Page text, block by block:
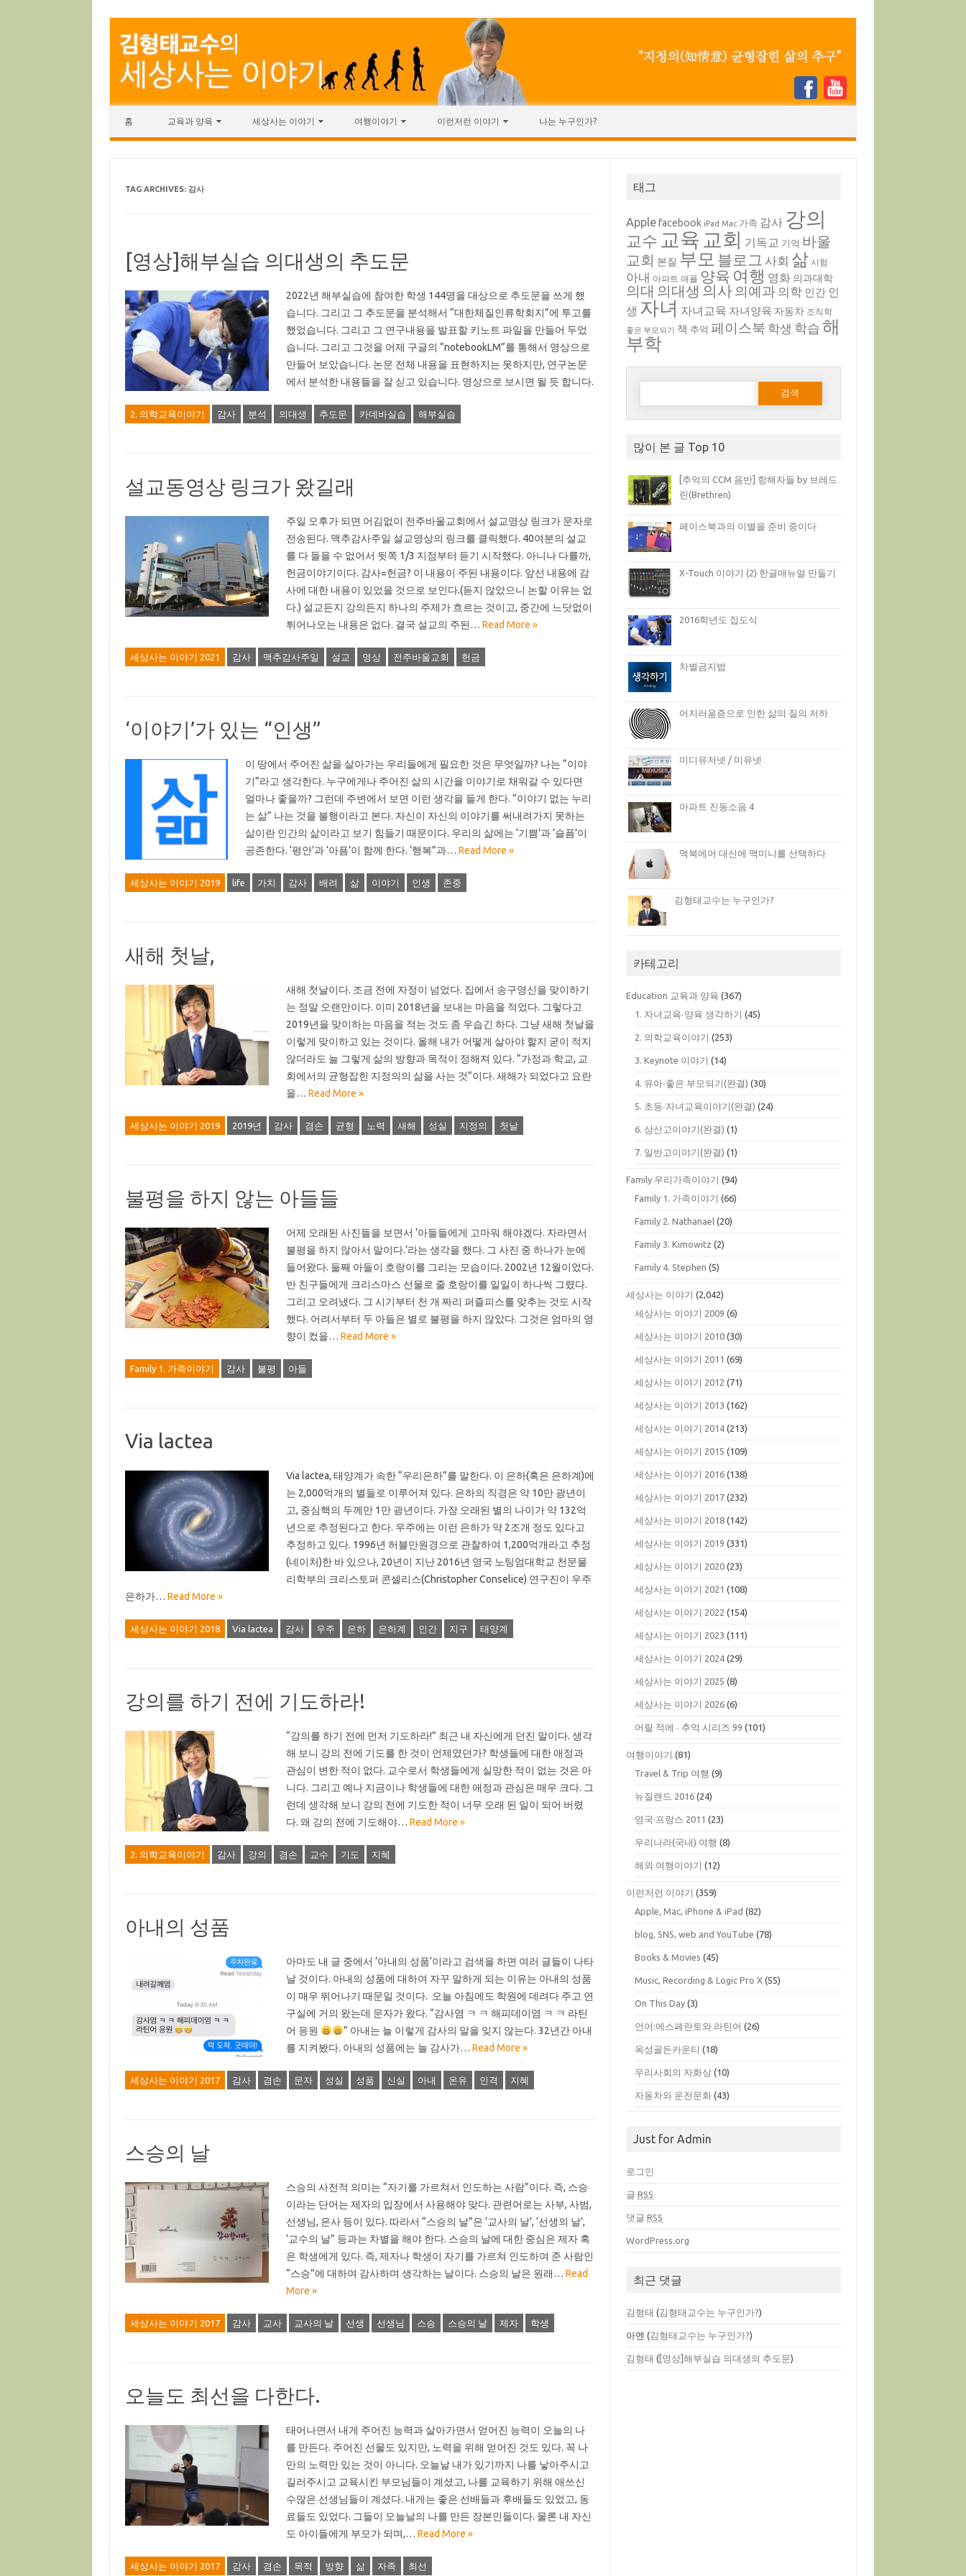
홈 교육과 양육 세상사는 이야기 여행이야기 이런저런 이야기 나는 누구인가?
TAG ARCHIVES: 감사
[영상]해부실습 의대생의 추도문
2022년 해부실습에 참여한 학생 144명을 대상으로 추도문을 쓰게 했
습니다. 그리고 그 추도문을 분석해서 “대한체질인류학회지”에 투고를
했었습니다. 그리고 그 연구내용을 발표할 키노트 파일을 만들어 두었
습니다. 그리고 그것을 어제 구글의 “notebookLM”를 통해서 영상으로
만들어 보았습니다. 논문 전체 내용을 표현하지는 못하지만, 연구논문
에서 분석한 내용들을 잘 싣고 있습니다. 영상으로 보시면 될 듯 합니다.
2. 의학교육이야기 감사 분석 의대생 추도문 카데바실습 해부실습
설교동영상 링크가 왔길래
주일 오후가 되면 어김없이 전주바울교회에서 설교영상 링크가 문자로
전송된다. 맥추감사주일 설교영상의 링크를 클릭했다. 40여분의 설교
를 다 들을 수 없어서 뒷쪽 1/3 지점부터 듣기 시작했다. 아니나 다를까,
헌금이야기이다. 감사=헌금? 이 내용이 주된 내용이다. 앞선 내용에 감
사에 대한 내용이 있었을 것으로 보인다.(듣지 않았으니 논할 이유는 없
다.) 설교든지 강의든지 하나의 주제가 흐르는 것이고, 중간에 느닷없이
튀어나오는 내용은 없다. 결국 설교의 주된… Read More »
세상사는 이야기 2021 감사 맥추감사주일 설교 영상 전주바울교회 헌금
‘이야기’가 있는 “인생”
이 땅에서 주어진 삶을 살아가는 우리들에게 필요한 것은 무엇일까? 나는 “이야
기”라고 생각한다. 누구에게나 주어진 삶의 시간을 이야기로 채워갈 수 있다면
얼마나 좋을까? 그런데 주변에서 보면 이런 생각을 들게 한다. “이야기 없는 누리
는 삶” 나는 것을 불행이라고 본다. 자신이 자신의 이야기를 써내려가지 못하는
삶이란 인간의 삶이라고 보기 힘들기 때문이다. 우리의 삶에는 ‘기쁨’과 ‘슬픔’이
공존한다. ‘평안’과 ‘아픔’이 함께 한다. ‘행복”과… Read More »
세상사는 이야기 2019 life 가치 감사 배려 삶 이야기 인생 존중
새해 첫날,
새해 첫날이다. 조금 전에 자정이 넘었다. 집에서 송구영신을 맞이하기
는 정말 오랜만이다. 이미 2018년을 보내는 마음을 적었다. 그렇다고
2019년을 맞이하는 마음을 적는 것도 좀 우습긴 하다. 그냥 새해 첫날을
이렇게 맞이하고 있는 것이다. 올해 내가 어떻게 살아야 할지 굳이 적지
않더라도 늘 그렇게 삶의 방향과 목적이 정해져 있다. “가정과 학교, 교
회에서의 균형잡힌 지정의의 삶을 사는 것“이다. 새해가 되었다고 요란
을… Read More »
세상사는 이야기 2019 2019년 감사 겸손 균형 노력 새해 성실 지정의 첫날
불평을 하지 않는 아들들
어제 오래된 사진들을 보면서 ‘아들들에게 고마워 해야겠다. 자라면서
불평을 하지 않아서 말이다.’라는 생각을 했다. 그 사진 중 하나가 눈에
들어왔다. 둘째 아들이 호랑이를 그리는 모습이다. 2002년 12월이었다.
반 친구들에게 크리스마스 선물로 줄 호랑이를 일일이 하나씩 그렸다.
그리고 오려냈다. 그 시기부터 천 개 짜리 퍼즐피스를 맞추는 것도 시작
했다. 어려서부터 두 아들은 별로 불평을 하지 않았다. 그것은 엄마의 영
향이 컸을… Read More »
Family 1. 가족이야기 감사 불평 아들
Via lactea
Via lactea, 태양계가 속한 “우리은하”를 말한다. 이 은하(혹은 은하계)에
는 2,000억개의 별들로 이루어져 있다. 은하의 직경은 약 10만 광년이
고, 중심핵의 두께만 1만 광년이다. 가장 오래된 별의 나이가 약 132억
년으로 추정된다고 한다. 우주에는 이런 은하가 약 2조개 정도 있다고
추정하고 있다. 1996년 허블만원경으로 관찰하여 1,200억개라고 추정
(네이처)한 바 있으나, 20년이 지난 2016년 영국 노팅엄대학교 천문물
리학부의 크리스토퍼 콘셀리스(Christopher Conselice) 연구진이 우주
은하가… Read More »
세상사는 이야기 2018 Via lactea 감사 우주 은하 은하계 인간 지구 태양계
강의를 하기 전에 기도하라!
“강의를 하기 전에 먼저 기도하라!” 최근 내 자신에게 던진 말이다. 생각
해 보니 강의 전에 기도를 한 것이 언제였던가? 학생들에 대한 애정과
관심이 변한 적이 없다. 교수로서 학생들에게 실망한 적이 없는 것은 아
니다. 그리고 예나 지금이나 학생들에 대한 애정과 관심은 매우 크다. 그
런데 생각해 보니 강의 전에 기도한 적이 너무 오래 된 일이 되어 버렸
다. 왜 강의 전에 기도해야… Read More »
2. 의학교육이야기 감사 강의 겸손 교수 기도 지혜
아내의 성품
아마도 내 글 중에서 ‘아내의 성품‘이라고 검색을 하면 여러 글들이 나타
날 것이다. 아내의 성품에 대하여 자꾸 말하게 되는 이유는 아내의 성품
이 매우 뛰어나기 때문일 것이다. 오늘 아침에도 학원에 데려다 주고 연
구실에 거의 왔는데 문자가 왔다. “감사염 ㅋ ㅋ 해피데이염 ㅋ ㅋ 라틴
어 응원
” 아내는 늘 이렇게 감사의 말을 잊지 않는다. 32년간 아내
를 지켜봤다. 아내의 성품에는 늘 감사가… Read More »
세상사는 이야기 2017 감사 겸손 문자 성실 성품 신실 아내 온유 인격 지혜
스승의 날
스승의 사전적 의미는 “자기를 가르쳐서 인도하는 사람”이다. 즉, 스승
이라는 단어는 제자의 입장에서 사용해야 맞다. 관련어로는 사부, 사범,
선생님, 은사 등이 있다. 따라서 “스승의 날”은 ‘교사의 날’, ‘선생의 날’,
‘교수의 날” 등과는 차별을 해야 한다. 스승의 날에 대한 중심은 제자 혹
은 학생에게 있다. 즉, 제자나 학생이 자기를 가르쳐 인도하여 준 사람인
“스승”에 대하여 감사하며 생각하는 날이다. 스승의 날은 원래… Read
More »
세상사는 이야기 2017 감사 교사 교사의 날 선생 선생님 스승 스승의 날 제자 학생
오늘도 최선을 다한다.
태어나면서 내게 주어진 능력과 살아가면서 얻어진 능력이 오늘의 나
를 만든다. 주어진 선물도 있지만, 노력을 위해 얻어진 것도 있다. 꼭 나
만의 노력만 있는 것이 아니다. 오늘날 내가 있기까지 나를 낳아주시고
길러주시고 교육시킨 부모님들이 계셨고, 나를 교육하기 위해 애쓰신
수많은 선생님들이 계셨다. 내게는 좋은 선배들과 후배들도 있었고, 동
료들도 있었다. 그들이 오늘날의 나를 만든 장본인들이다. 물론 내 자신
도 아이들에게 부모가 되며,… Read More »
세상사는 이야기 2017 감사 겸손 목적 방향 삶 자족 최선
태그
Apple facebook iPad Mac 가족 감사 강의
교수 교육 교회 기독교 기억 바울
교회 본질 부모 블로그 사회 삶 시험
아내 아파트 애플 양육 여행 영화 의과대학
의대 의대생 의사의예과 의학 인간 인
생 자녀 자녀교육 자녀양육 자동차 조직학
좋은 부모되기 책 추억 페이스북 학생 학습 해
부학
다음 검색:
많이 본 글 Top 10
[추억의 CCM 음반] 항해자들 by 브레드
린(Brethren)
페이스북과의 이별을 준비 중이다
X-Touch 이야기 (2) 한글매뉴얼 만들기
2016학년도 집도식
차별금지법
어지러움증으로 인한 삶의 질의 저하
미디유저넷 / 미유넷
아파트 진동소음 4
맥북에어 대신에 맥미니를 선택하다
김형태교수는 누구인가?
카테고리
Education 교육과 양육 (367)
1. 자녀교육∙양육 생각하기 (45)
2. 의학교육이야기 (253)
3. Keynote 이야기 (14)
4. 유아∙좋은 부모되기(완결) (30)
5. 초등∙자녀교육이야기(완결) (24)
6. 상산고이야기(완결) (1)
7. 일반고이야기(완결) (1)
Family 우리가족이야기 (94)
Family 1. 가족이야기 (66)
Family 2. Nathanael (20)
Family 3. Kimowitz (2)
Family 4. Stephen (5)
세상사는 이야기 (2,042)
세상사는 이야기 2009 (6)
세상사는 이야기 2010 (30)
세상사는 이야기 2011 (69)
세상사는 이야기 2012 (71)
세상사는 이야기 2013 (162)
세상사는 이야기 2014 (213)
세상사는 이야기 2015 (109)
세상사는 이야기 2016 (138)
세상사는 이야기 2017 (232)
세상사는 이야기 2018 (142)
세상사는 이야기 2019 (331)
세상사는 이야기 2020 (23)
세상사는 이야기 2021 (108)
세상사는 이야기 2022 (154)
세상사는 이야기 2023 (111)
세상사는 이야기 2024 (29)
세상사는 이야기 2025 (8)
세상사는 이야기 2026 (6)
어릴 적에 ∙ 추억 시리즈 99 (101)
여행이야기 (81)
Travel & Trip 여행 (9)
뉴질랜드 2016 (24)
영국·프랑스 2011 (23)
우리나라(국내) 여행 (8)
해외 여행이야기 (12)
이런저런 이야기 (359)
Apple, Mac, iPhone & iPad (82)
blog, SNS, web and YouTube (78)
Books & Movies (45)
Music, Recording & Logic Pro X (55)
On This Day (3)
언어:에스페란토와 라틴어 (26)
옥성골든카운티 (18)
우리사회의 자화상 (10)
자동차와 운전문화 (43)
Just for Admin
로그인
글RSS
댓글RSS
WordPress.org
최근 댓글
김형태 (김형태교수는 누구인가?)
아멘 (김형태교수는 누구인가?)
김형태 ( [영상]해부실습 의대생의 추도문)